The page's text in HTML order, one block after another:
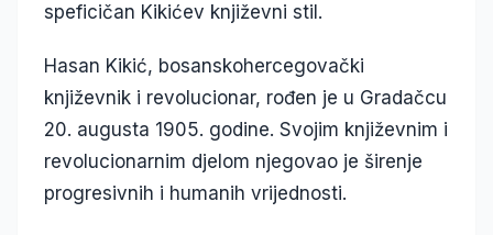
speficičan Kikićev književni stil.
Hasan Kikić, bosanskohercegovački
književnik i revolucionar, rođen je u Gradačcu
20. augusta 1905. godine. Svojim književnim i
revolucionarnim djelom njegovao je širenje
progresivnih i humanih vrijednosti.